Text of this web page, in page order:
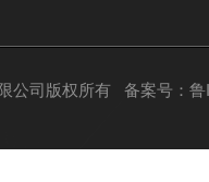
公司版权所有 备案号：